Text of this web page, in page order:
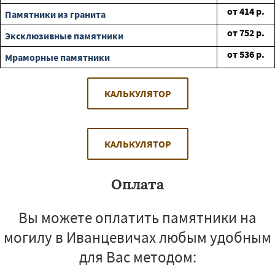
Памятники из гранита
от414 р.
Эксклюзивные памятники
от752 р.
Мраморные памятники
от536 р.
КАЛЬКУЛЯТОР
КАЛЬКУЛЯТОР
Оплата
Вы можете оплатить памятники на
могилу в Иванцевичах любым удобным
для Вас методом: